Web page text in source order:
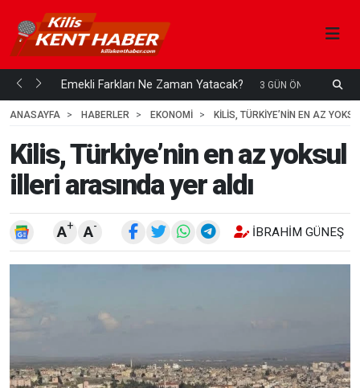
mi... Emekli Farkları Ne Zaman Yatacak? 3 GÜN ÖNCE
ANASAYFA
HABERLER EKONOMİ KILIS, TÜRKIYE’NIN EN AZ
Kilis, Türkiye’nin en az yoksul
illeri arasında yer aldı
A+ A- İBRAHIM GÜNEŞ